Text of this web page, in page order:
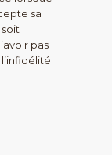
sa
pas